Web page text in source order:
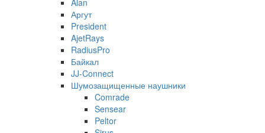
Аргут
President
AjetRays
RadiusPro
Байкал
JJ-Connect
Шумозащищенные наушники
Comrade
Sensear
Peltor